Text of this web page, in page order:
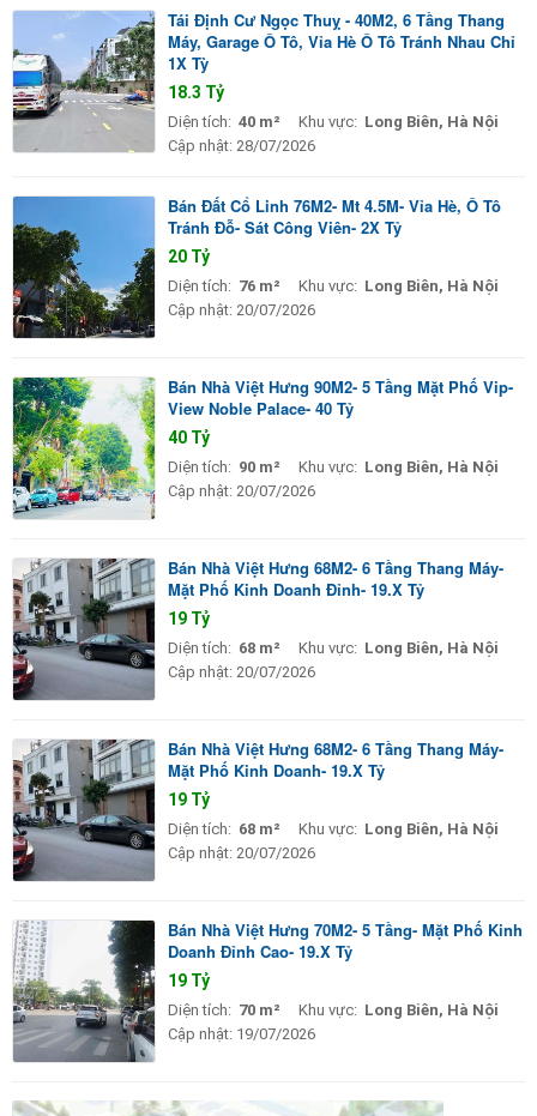
Tái Định Cư Ngọc Thuỵ - 40M2, 6 Tầng Thang
Máy, Garage Ô Tô, Vỉa Hè Ô Tô Tránh Nhau Chỉ
1X Tỳ
18.3 Tỷ
Diện tích: 40 m² Khu vực: Long Biên, Hà Nội
Cập nhật: 28/07/2026
Bán Đất Cổ Linh 76M2- Mt 4.5M- Vỉa Hè, Ô Tô
Tránh Đỗ- Sát Công Viên- 2X Tỷ
20 Tỷ
Diện tích: 76 m² Khu vực: Long Biên, Hà Nội
Cập nhật: 20/07/2026
Bán Nhà Việt Hưng 90M2- 5 Tầng Mặt Phố Vip-
View Noble Palace- 40 Tỷ
40 Tỷ
Diện tích: 90 m² Khu vực: Long Biên, Hà Nội
Cập nhật: 20/07/2026
Bán Nhà Việt Hưng 68M2- 6 Tầng Thang Máy-
Mặt Phố Kinh Doanh Đỉnh- 19.X Tỷ
19 Tỷ
Diện tích: 68 m² Khu vực: Long Biên, Hà Nội
Cập nhật: 20/07/2026
Bán Nhà Việt Hưng 68M2- 6 Tầng Thang Máy-
Mặt Phố Kinh Doanh- 19.X Tỷ
19 Tỷ
Diện tích: 68 m² Khu vực: Long Biên, Hà Nội
Cập nhật: 20/07/2026
Bán Nhà Việt Hưng 70M2- 5 Tầng- Mặt Phố Kinh
Doanh Đỉnh Cao- 19.X Tỷ
19 Tỷ
Diện tích: 70 m² Khu vực: Long Biên, Hà Nội
Cập nhật: 19/07/2026